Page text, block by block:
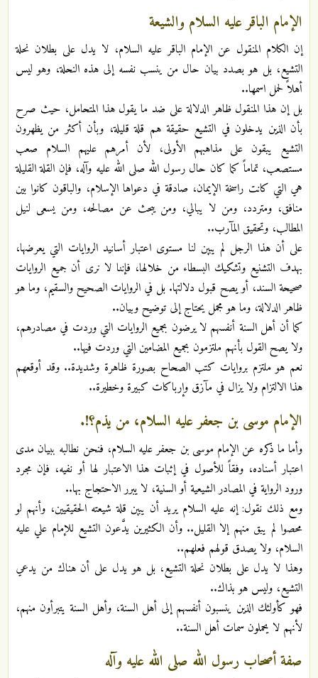
الإمام الباقر عليه السلام والشيعة
إن الكلام المنقول عن الإمام الباقر عليه السلام، لا يدل على بطلان نحلة
التشيع، بل هو بصدد بيان حال من ينسب نفسه إلى هذه النحلة، وهو ليس
أهلاً لحمل اسمها..
بل إن هذا المنقول ظاهر الدلالة على ضد ما يقول هذا المتحامل، حيث صرح
بأن الذين يدخلون في التشيع حقيقة هم قلة قليلة، وبأن أكثر من يظهرون
التشيع يبقون على مذاهبهم الأولى، لأن أمرهم عليهم السلام صعب
مستصعب، تماماً كما كان حال رسول الله صلى الله عليه وآله، فإن القلة القليلة
هي التي كانت راسخة الإيمان، صادقة في دعواها الإسلام، والباقون كانوا بين
منافق، ومتردد، ومن لا يبالي، ومن يبحث عن مصالحه، ومن يسعى لنيل
المطالب، وتحقيق المآرب..
على أن هذا الرجل لم يبين لنا مستوى اعتبار أسانيد الروايات التي يعرضها،
بهدف التشنيع وتشكيك البسطاء من خلالها، فإننا لا نرى أن جميع الروايات
صحيحة السند، أو يصح قبول دلالتها. بل في الروايات الصحيح والسقيم، وما هو
ظاهر الدلالة، وما هو مجمل يحتاج إلى توضيح وبيان..
كما أن أهل السنة أنفسهم لا يرضون بجميع الروايات التي وردت في مصادرهم،
ولا يصح القول بأنهم ملتزمون بجميع المضامين التي وردت فيها..
نعم هو ملتزم بروايات كتب الصحاح بصورة ظاهرة وشديدة.. وقد أوقعهم
هذا الالتزام ولا يزال في مآزق وإرباكات كبيرة وخطيرة..
الإمام موسى بن جعفر عليه السلام، من يذم؟!.
وأما ما ذكره عن الإمام موسى بن جعفر عليه السلام، فنحن نطالبه ببيان مدى
اعتبار أسناده، وفقاً للأصول في إثبات هذا الاعتبار لها أو نفيه، فإن مجرد
ورود الرواية في المصادر الشيعية أو السنية، لا يبرر الاحتجاج بها..
ومع ذلك نقول: إنه عليه السلام يريد أن يبين قلة شيعته الحقيقيين، وأنهم لو
محصوا لم يبق منهم إلا القليل.. وأن الكثيرين يدَّعون التشيع للإمام علي عليه
السلام، ولا يصدق قولهم فعلهم..
وهذا لا يدل على بطلان نحلة التشيع، بل هو يدل على أن هناك من يدعي
التشيع، وليس هو بذاك..
فهو كأولئك الذين ينسبون أنفسهم إلى أهل السنة، وأهل السنة يتبرأون منهم،
لأنهم لا يحملون سمات أهل السنة..
صفة أصحاب رسول الله صلى الله عليه وآله